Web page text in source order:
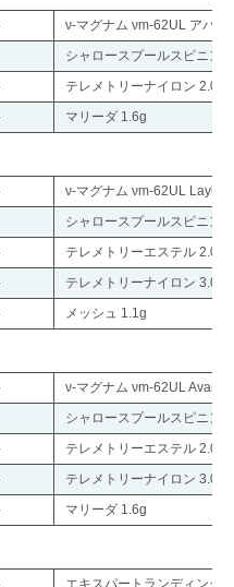
ν-マグナム νm-62UL アバラ
シャロースプールスピニン
テレメトリーナイロン 2.0lb
マリーダ 1.6g
ν-マグナム νm-62UL Laylee
シャロースプールスピニン
テレメトリーエステル 2.0lb
テレメトリーナイロン 3.0lb
メッシュ 1.1g
ν-マグナム νm-62UL
シャロースプールスピニン
テレメトリーエステル 2.0lb
テレメトリーナイロン 3.0lb
マリーダ 1.6g